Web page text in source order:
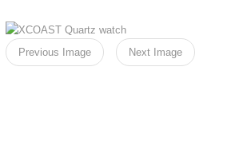
Previous Image Next Image